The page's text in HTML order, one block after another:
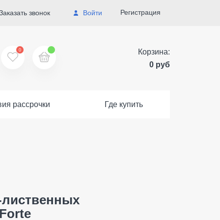
звонок Войти Регистрация
0
Корзина:
0 руб
рассрочки Где купить